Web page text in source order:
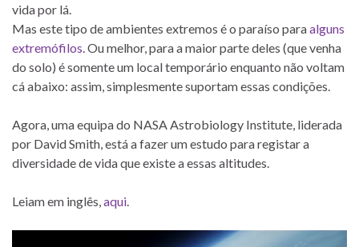
vida por lá.
Mas este tipo de ambientes extremos é o paraíso paraalguns
extremófilos . Ou melhor, para a maior parte deles (que venha
do solo) é somente um local temporário enquanto não voltam
cá abaixo: assim, simplesmente suportam essas condições.
Agora, uma equipa do NASA Astrobiology Institute, liderada
por David Smith, está a fazer um estudo para registar a
diversidade de vida que existe a essas altitudes.
Leiam em inglês, aqui